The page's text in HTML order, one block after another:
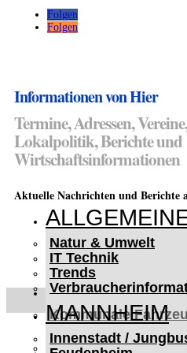
Folgen
Folgen
Informationen von Hier
Termine, Adressen, Vereine,
Lokalpolitik, Berichte und
Wirtschaftsinformationen
Aktuelle Nachrichten und Berichte
Natur & Umwelt
IT Technik
Trends
MANNHEIM
Innenstadt /
< UKRAINE >
Kommunale
Czernowitz
Nutzfahrzeuge für